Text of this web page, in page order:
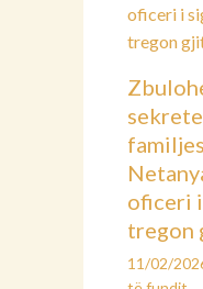
familjes
oficeri
tregon
11/02/